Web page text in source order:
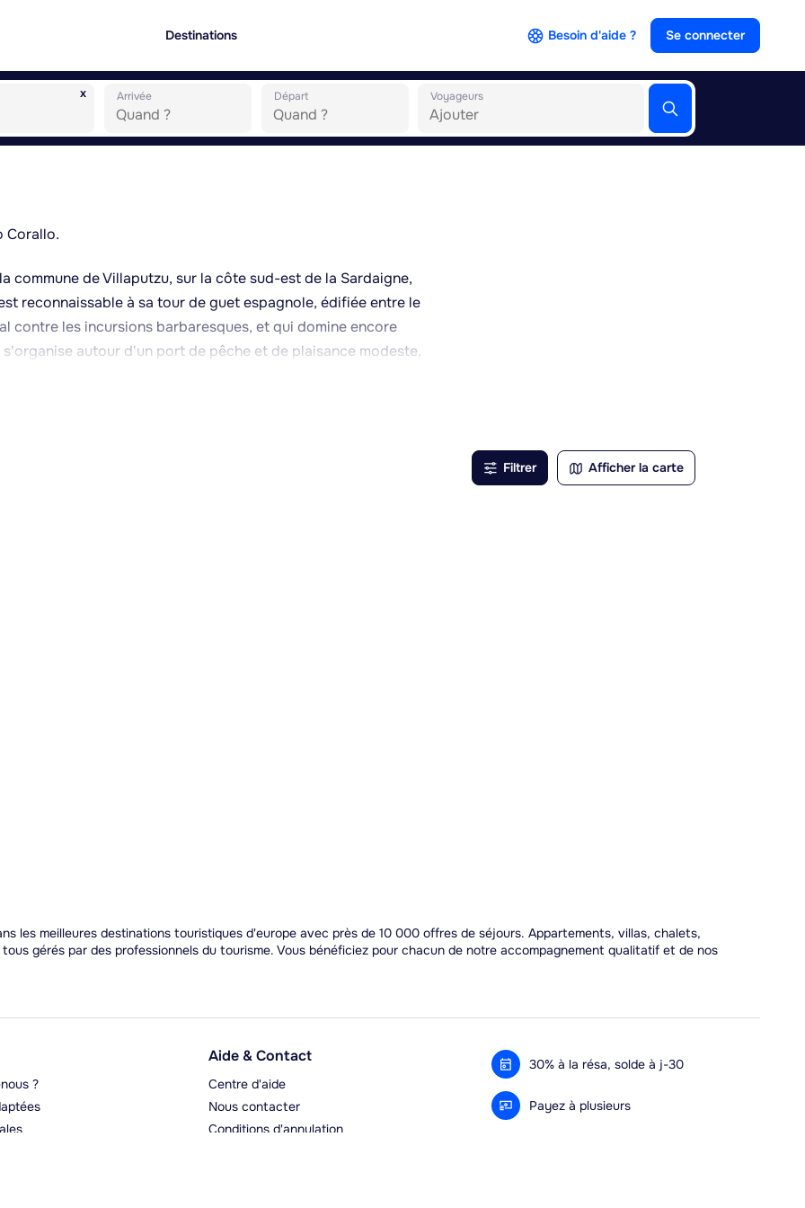
Destinations Besoin d'aide ? Se connecter
x Arrivée Départ Voyageurs
Corallo.
commune de Villaputzu, sur la côte sud-est de la Sardaigne,
reconnaissable à sa tour de guet espagnole, édifiée entre le
contre les incursions barbaresques, et qui domine encore
autour d'un port de pêche et de plaisance modeste,
la zone. Le paysage environnant, marqué par l'embouchure du
idéaux pour profiter de la mer, et des hivers doux. La région
appréciée pour la tranquillité plutôt que pour une vie
Filtrer Afficher la carte
les meilleures destinations touristiques d'europe avec près de 10 000 offres de séjours. Appartements, villas, chalets,
gérés par des professionnels du tourisme. Vous bénéficiez pour chacun de notre accompagnement qualitatif et de nos
?
Aide & Contact
Centre d'aide
Nous contacter
Conditions d'annulation
30% à la résa, solde à j-30
Payez à plusieurs